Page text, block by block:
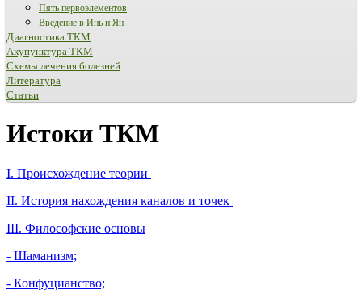
Пять первоэлементов
Введение в Инь и Ян
Диагностика ТКМ
Акупунктура ТКМ
Схемы лечения болезней
Литература
Статьи
Истоки ТКМ
I. Происхождение теории
II. История нахождения каналов и точек
III. Философские основы
- Шаманизм;
- Конфуцианство;